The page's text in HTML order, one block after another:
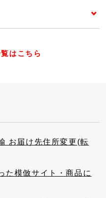
はこちら
お届け先住所変更(転
た模倣サイト・商品に